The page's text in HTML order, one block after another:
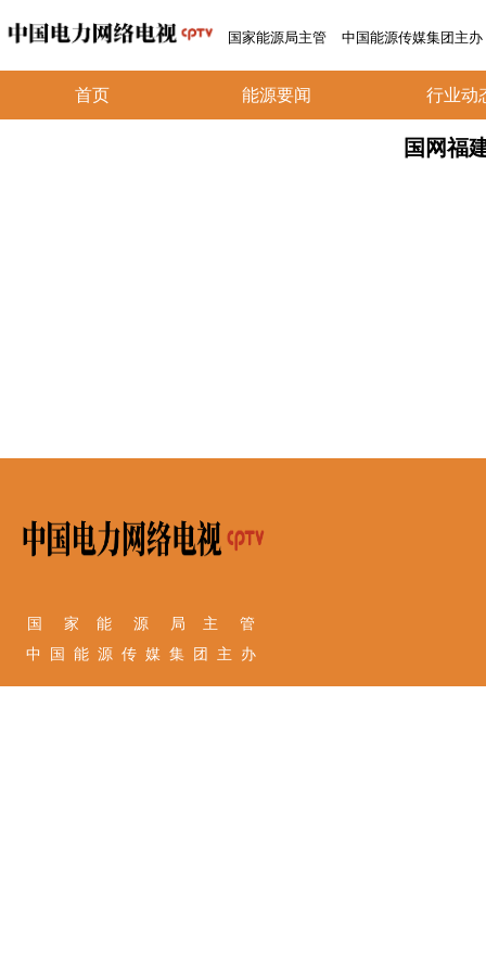
国家能源局主管 中国能源传媒集团主办
首页 能源要闻 行业动
国网福
国 家 能 源 局 主 管
中 国 能 源 传 媒 集 团 主 办